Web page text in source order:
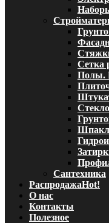
Сетка
Полы.
Сантехника
РаспродажаHot!
О нас
Контакты
Полезное